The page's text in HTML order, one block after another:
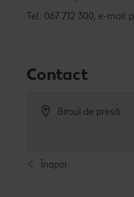
Tel.: 067 712 300, e-mail:
Contact
Biroul de presă
Înapoi